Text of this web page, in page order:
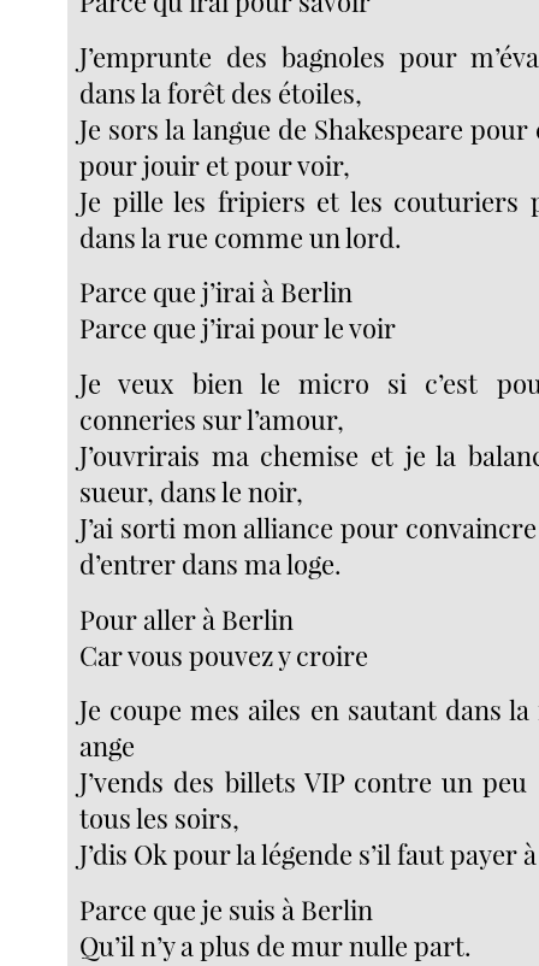
J’emprunte des bagnoles pour
dans la forêt des étoiles,
Je sors la langue de Shakespeare
pour jouir et pour voir,
Je pille les fripiers et les couturiers
dans la rue comme un lord.
Parce que j’irai à Berlin
Parce que j’irai pour le voir
Je veux bien le micro si c’est
conneries sur l’amour,
J’ouvrirais ma chemise et je la
sueur, dans le noir,
J’ai sorti mon alliance pour
d’entrer dans ma loge.
Pour aller à Berlin
Car vous pouvez y croire
Je coupe mes ailes en sautant dans
ange
J’vends des billets VIP contre un
tous les soirs,
J’dis Ok pour la légende s’il faut payer
Parce que je suis à Berlin
Qu’il n’y a plus de mur nulle part.